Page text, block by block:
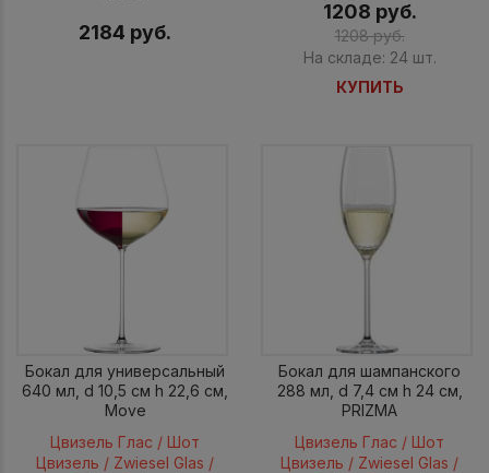
2184 руб.
1208 руб.
1208 руб.
На складе: 24 шт.
КУПИТЬ
Бокал для универсальный
640 мл, d 10,5 см h 22,6 см,
Move
Цвизель Глас / Шот
Цвизель / Zwiesel Glas /
Бокал для шампанского
288 мл, d 7,4 см h 24 см,
PRIZMA
Цвизель Глас / Шот
Цвизель / Zwiesel Glas /